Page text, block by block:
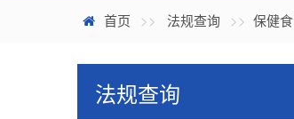
首页 法规查询 保健
法规查询